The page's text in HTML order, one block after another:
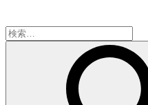
検
索: